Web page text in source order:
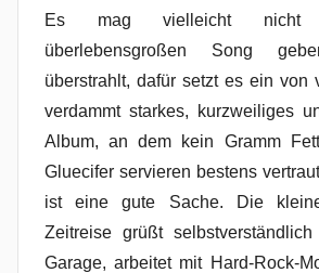
Es mag vielleicht nicht
überlebensgroßen Song
überstrahlt, dafür setzt es ein von
verdammt starkes, kurzweiliges
Album, an dem kein Gramm
Gluecifer servieren bestens
ist eine gute Sache. Die
Zeitreise grüßt
Garage, arbeitet mit Hard-Rock-